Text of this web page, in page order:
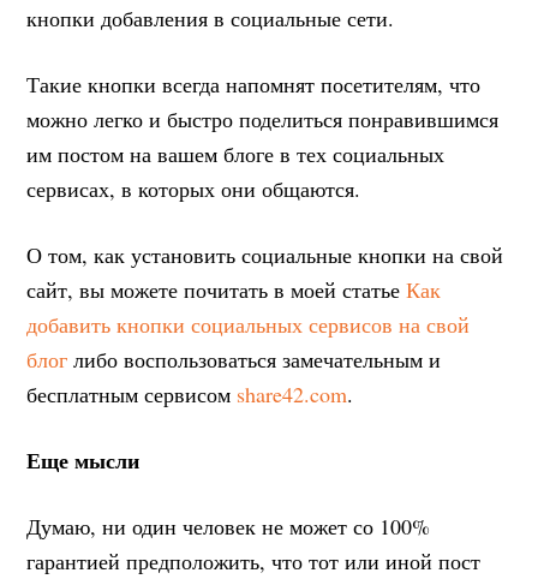
кнопки добавления в социальные сети.
Такие кнопки всегда напомнят посетителям, что
можно легко и быстро поделиться понравившимся
им постом на вашем блоге в тех социальных
сервисах, в которых они общаются.
О том, как установить социальные кнопки на свой
сайт, вы можете почитать в моей статьеКак
добавить кнопки социальных сервисов на свой
блог либо воспользоваться замечательным и
бесплатным сервисом share42.com.
Еще мысли
Думаю, ни один человек не может со 100%
гарантией предположить, что тот или иной пост